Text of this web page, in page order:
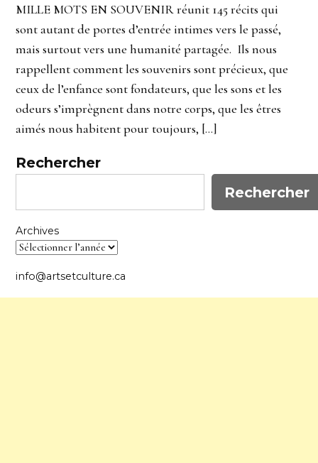
MILLE MOTS EN SOUVENIR réunit 145 récits qui
sont autant de portes d’entrée intimes vers le passé,
mais surtout vers une humanité partagée. Ils nous
rappellent comment les souvenirs sont précieux, que
ceux de l’enfance sont fondateurs, que les sons et les
odeurs s’imprègnent dans notre corps, que les êtres
aimés nous habitent pour toujours, […]
Rechercher
Rechercher
Archives
info@artsetculture.ca